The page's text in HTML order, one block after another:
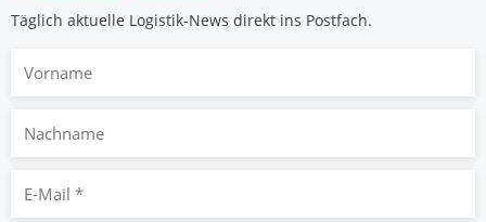
Täglich aktuelle Logistik-News direkt ins Postfach.
Nachname
Mail